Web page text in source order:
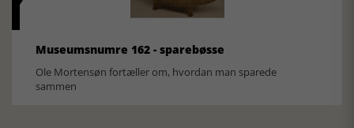
Museumsnumre 162 - sparebøsse
Ole Mortensøn fortæller om, hvordan man sparede
sammen